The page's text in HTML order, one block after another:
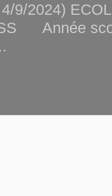
9/2024)
Année